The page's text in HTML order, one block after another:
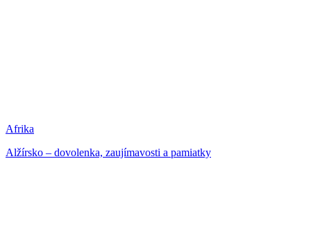
Afrika
Alžírsko – dovolenka, zaujímavosti a pamiatky